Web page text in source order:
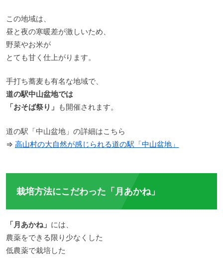
この地域は、
昼と夜の寒暖差が激しいため、
野菜やお米が
とても甘く仕上がります。
手打ち蕎麦も有名な地域で、
道の駅中山盆地では
「おそば祭り」 も開催されます。
道の駅「中山盆地」の詳細はこちら
⇒ 高山村の大自然が感じられる道の駅「中山盆地」
栽培方法にこだわった「月あかね」
「月あかね」 には、
農薬をできる限り少なくした
低農薬で栽培した